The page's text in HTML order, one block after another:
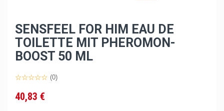
SENSFEEL FOR HIM EAU DE
TOILETTE MIT PHEROMON-
BOOST 50 ML
(0)
40,83 €